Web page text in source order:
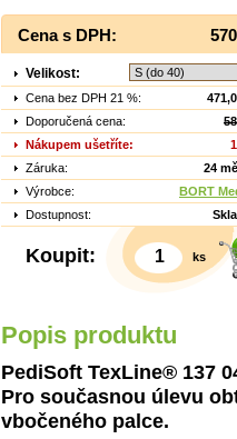
Cena s DPH:
Velikost:
Cena bez DPH 21 %:
Doporučená cena:
Nákupem ušetříte:
Záruka:
24
Výrobce:
BORT
Dostupnost:
Koupit: ks
Popis produktu
PediSoft TexLine® 137
Pro současnou úlevu
vbočeného palce.